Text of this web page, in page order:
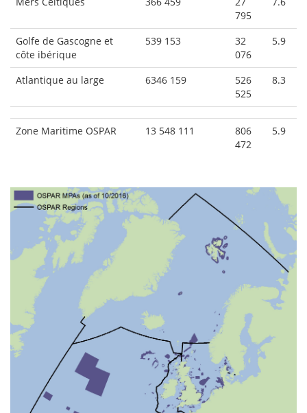
795
Golfe de Gascogne et
côte ibérique
539 153
32
076
5.9
Atlantique au large 6346 159
526
525
8.3
Zone Maritime OSPAR 13 548 111
806
472
5.9